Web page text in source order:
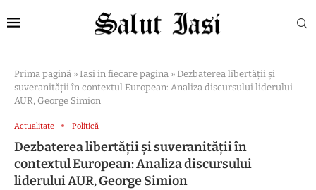
Prima pagină » Iasi in fiecare pagina » Dezbaterea libertății și
suveranității în contextul European: Analiza discursului liderului
AUR, George Simion
Actualitate Politică
Dezbaterea libertății și suveranității în
contextul European: Analiza discursului
liderului AUR, George Simion